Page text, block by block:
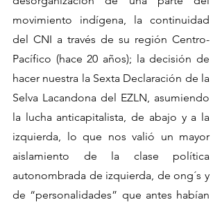
movimiento indígena, la continuidad
del CNI a través de su región Centro-
Pacífico (hace 20 años); la decisión de
hacer nuestra la Sexta Declaración de la
Selva Lacandona del EZLN, asumiendo
la lucha anticapitalista, de abajo y a la
izquierda, lo que nos valió un mayor
aislamiento de la clase política
autonombrada de izquierda, de ong´s y
de “personalidades” que antes habían